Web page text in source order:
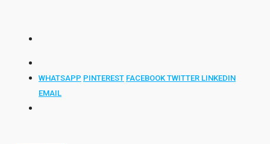
WHATSAPP PINTEREST FACEBOOK TWITTER LINKEDIN
EMAIL